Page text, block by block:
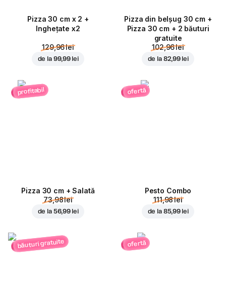
Pizza 30 cm x 2 +
Inghețate x2
129,96 lei
de la 99,99 lei
Pizza din belșug 30 cm +
Pizza 30 cm + 2 băuturi
gratuite
102,96 lei
de la 82,99 lei
profitabil
Pizza 30 cm + Salată
73,98 lei
de la 56,99 lei
ofertă
Pesto Combo
111,98 lei
de la 85,99 lei
băuturi gratuite ofertă